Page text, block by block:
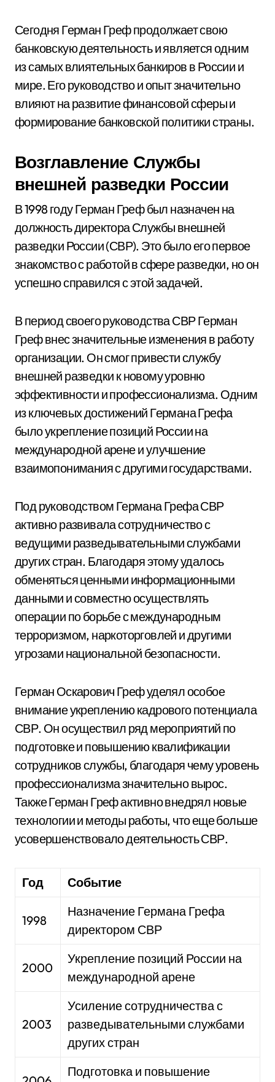
Сегодня Герман Греф продолжает свою
банковскую деятельность и является одним
из самых влиятельных банкиров в России и
мире. Его руководство и опыт значительно
влияют на развитие финансовой сферы и
формирование банковской политики страны.
Возглавление Службы
внешней разведки России
В 1998 году Герман Греф был назначен на
должность директора Службы внешней
разведки России (СВР). Это было его первое
знакомство с работой в сфере разведки, но он
успешно справился с этой задачей.
В период своего руководства СВР Герман
Греф внес значительные изменения в работу
организации. Он смог привести службу
внешней разведки к новому уровню
эффективности и профессионализма. Одним
из ключевых достижений Германа Грефа
было укрепление позиций России на
международной арене и улучшение
взаимопонимания с другими государствами.
Под руководством Германа Грефа СВР
активно развивала сотрудничество с
ведущими разведывательными службами
других стран. Благодаря этому удалось
обменяться ценными информационными
данными и совместно осуществлять
операции по борьбе с международным
терроризмом, наркоторговлей и другими
угрозами национальной безопасности.
Герман Оскарович Греф уделял особое
внимание укреплению кадрового потенциала
СВР. Он осуществил ряд мероприятий по
подготовке и повышению квалификации
сотрудников службы, благодаря чему уровень
профессионализма значительно вырос.
Также Герман Греф активно внедрял новые
технологии и методы работы, что еще больше
усовершенствовало деятельность СВР.
Год Событие
1998
Назначение Германа Грефа
директором СВР
2000
Укрепление позиций России на
международной арене
2003
Усиление сотрудничества с
разведывательными службами
других стран
Подготовка и повышение